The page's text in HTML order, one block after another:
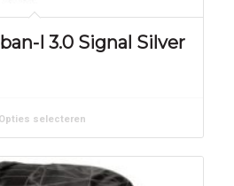
I 3.0 Signal Silver
Opties selecteren